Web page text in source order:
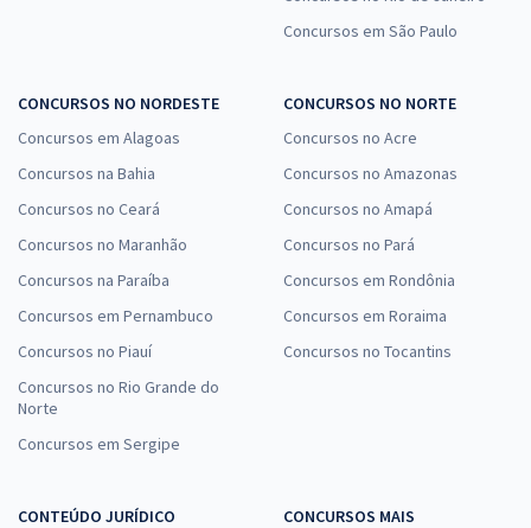
Concursos em São Paulo
CONCURSOS NO NORDESTE
Concursos em Alagoas
Concursos na Bahia
Concursos no Ceará
Concursos no Maranhão
Concursos na Paraíba
Concursos em Pernambuco
Concursos no Piauí
Concursos no Rio Grande do
Norte
Concursos em Sergipe
CONCURSOS NO NORTE
Concursos no Acre
Concursos no Amazonas
Concursos no Amapá
Concursos no Pará
Concursos em Rondônia
Concursos em Roraima
Concursos no Tocantins
CONTEÚDO JURÍDICO
CONCURSOS MAIS